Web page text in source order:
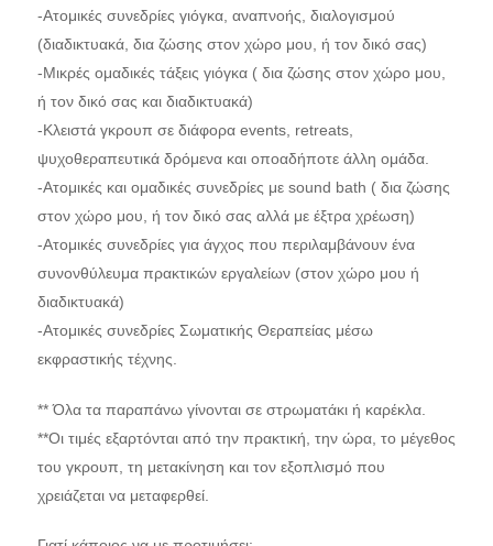
-Ατομικές συνεδρίες γιόγκα, αναπνοής, διαλογισμού
(διαδικτυακά, δια ζώσης στον χώρο μου, ή τον δικό σας)
-Μικρές ομαδικές τάξεις γιόγκα ( δια ζώσης στον χώρο μου,
ή τον δικό σας και διαδικτυακά)
-Κλειστά γκρουπ σε διάφορα events, retreats,
ψυχοθεραπευτικά δρόμενα και οποαδήποτε άλλη ομάδα.
-Ατομικές και ομαδικές συνεδρίες με sound bath ( δια ζώσης
στον χώρο μου, ή τον δικό σας αλλά με έξτρα χρέωση)
-Ατομικές συνεδρίες για άγχος που περιλαμβάνουν ένα
συνονθύλευμα πρακτικών εργαλείων (στον χώρο μου ή
διαδικτυακά)
-Ατομικές συνεδρίες Σωματικής Θεραπείας μέσω
εκφραστικής τέχνης.
** Όλα τα παραπάνω γίνονται σε στρωματάκι ή καρέκλα.
**Οι τιμές εξαρτόνται από την πρακτική, την ώρα, το μέγεθος
του γκρουπ, τη μετακίνηση και τον εξοπλισμό που
χρειάζεται να μεταφερθεί.